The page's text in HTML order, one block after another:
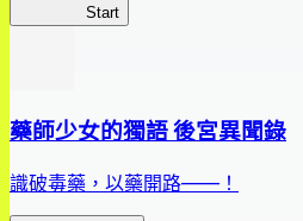
Start
藥師少女的獨語 後宮異聞錄
識破毒藥，以藥開路——！